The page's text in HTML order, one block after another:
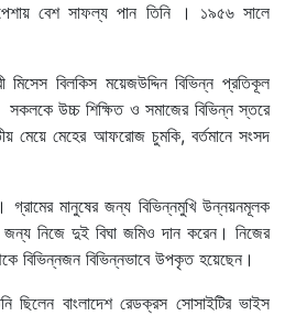
বেশ সাফল্য পান তিনি । ১৯৫৬ সালে
বিলকিস ময়েজউদ্দিন বিভিন্ন প্রতিকূল
সকলকে উচ্চ শিক্ষিত ও সমাজের বিভিন্ন স্তরে
মেয়ে মেহের আফরোজ চুমকি, বর্তমানে সংসদ
মানুষের জন্য বিভিন্নমুখি উন্নয়নমূলক
জন্য নিজে দুই বিঘা জমিও দান করেন। নিজের
বিভিন্নজন বিভিন্নভাবে উপকৃত হয়েছেন।
ছিলেন বাংলাদেশ রেডক্রস সোসাইটির ভাইস